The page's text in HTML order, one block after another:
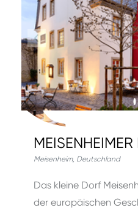
Meisenheim, Deutschland
Das kleine Dorf
der europäischen